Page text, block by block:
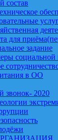
состав
для
задание
в ОО
звонок- 2020